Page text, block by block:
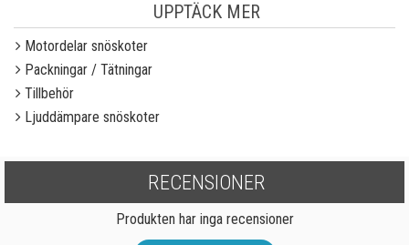
UPPTÄCK MER
Motordelar snöskoter
Packningar / Tätningar
Tillbehör
Ljuddämpare snöskoter
RECENSIONER
Produkten har inga recensioner